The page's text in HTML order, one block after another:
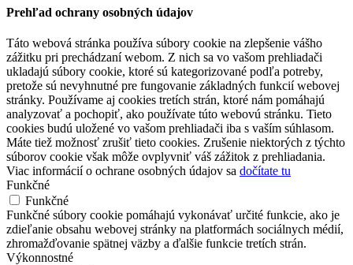
Prehľad ochrany osobných údajov
Táto webová stránka používa súbory cookie na zlepšenie vášho
zážitku pri prechádzaní webom. Z nich sa vo vašom prehliadači
ukladajú súbory cookie, ktoré sú kategorizované podľa potreby,
pretože sú nevyhnutné pre fungovanie základných funkcií webovej
stránky. Používame aj cookies tretích strán, ktoré nám pomáhajú
analyzovať a pochopiť, ako používate túto webovú stránku. Tieto
cookies budú uložené vo vašom prehliadači iba s vaším súhlasom.
Máte tiež možnosť zrušiť tieto cookies. Zrušenie niektorých z týchto
súborov cookie však môže ovplyvniť váš zážitok z prehliadania.
Viac informácií o ochrane osobných údajov sa dočítate tu
Funkčné
Funkčné
Funkčné súbory cookie pomáhajú vykonávať určité funkcie, ako je
zdieľanie obsahu webovej stránky na platformách sociálnych médií,
zhromažďovanie spätnej väzby a ďalšie funkcie tretích strán.
Výkonnostné